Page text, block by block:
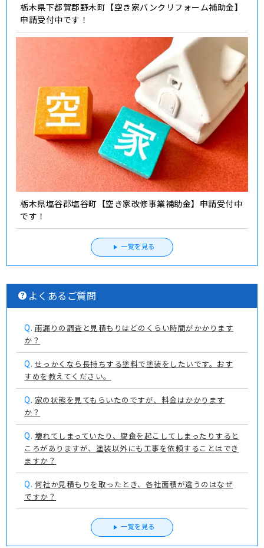
栃木県下都賀郡野木町【空き家バンクリフォーム補助金】
申請受付中です！
栃木県塩谷郡塩谷町【空き家改修事業補助金】申請受付中
です！
一覧を見る
よくあるご質問
Q. 雨漏りの調査と見積もりはどのくらい時間がかかります
か？
Q. せっかくなら長持ちする塗料で塗装をしたいです。おす
すめを教えてください。
Q. 家の状態を見てもらいたのですが、料金はかかります
か？
Q. 壊れてしまっていたり、腐食を起こしてしまったりすると
ころがありますが、塗装以外にも工事を依頼することはでき
ますか？
Q. 何社か見積もりを取ったとき、各社面積が違うのはなぜ
ですか？
一覧を見る